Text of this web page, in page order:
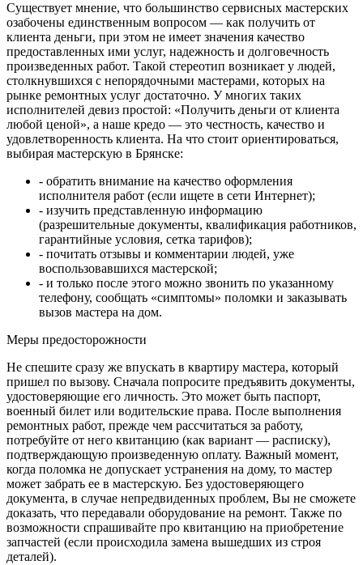
Существует мнение, что большинство сервисных мастерских
озабочены единственным вопросом — как получить от
клиента деньги, при этом не имеет значения качество
предоставленных ими услуг, надежность и долговечность
произведенных работ. Такой стереотип возникает у людей,
столкнувшихся с непорядочными мастерами, которых на
рынке ремонтных услуг достаточно. У многих таких
исполнителей девиз простой: «Получить деньги от клиента
любой ценой», а наше кредо — это честность, качество и
удовлетворенность клиента. На что стоит ориентироваться,
выбирая мастерскую в Брянске:
- обратить внимание на качество оформления
исполнителя работ (если ищете в сети Интернет);
- изучить представленную информацию
(разрешительные документы, квалификация работников,
гарантийные условия, сетка тарифов);
- почитать отзывы и комментарии людей, уже
воспользовавшихся мастерской;
- и только после этого можно звонить по указанному
телефону, сообщать «симптомы» поломки и заказывать
вызов мастера на дом.
Меры предосторожности
Не спешите сразу же впускать в квартиру мастера, который
пришел по вызову. Сначала попросите предъявить документы,
удостоверяющие его личность. Это может быть паспорт,
военный билет или водительские права. После выполнения
ремонтных работ, прежде чем рассчитаться за работу,
потребуйте от него квитанцию (как вариант — расписку),
подтверждающую произведенную оплату. Важный момент,
когда поломка не допускает устранения на дому, то мастер
может забрать ее в мастерскую. Без удостоверяющего
документа, в случае непредвиденных проблем, Вы не сможете
доказать, что передавали оборудование на ремонт. Также по
возможности спрашивайте про квитанцию на приобретение
запчастей (если происходила замена вышедших из строя
деталей).